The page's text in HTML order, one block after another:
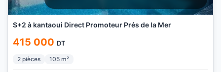
S+2 à kantaoui Direct Promoteur Prés de la Mer
415 000 DT
2 pièces 105 m²